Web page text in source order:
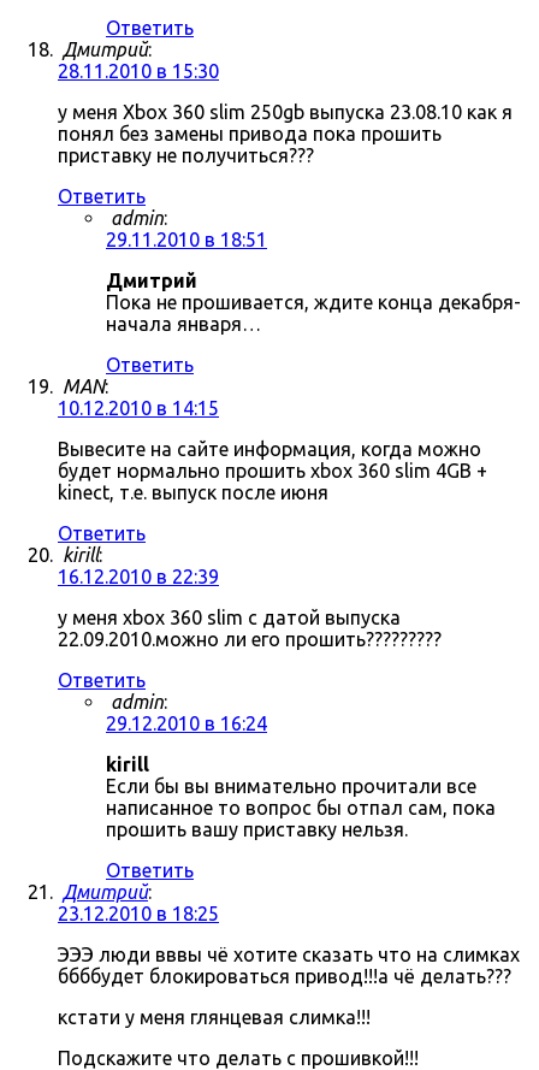
Ответить
Дмитрий:
28.11.2010 в 15:30
у меня Xbox 360 slim 250gb выпуска 23.08.10 как я
понял без замены привода пока прошить
приставку не получиться???
Ответить
admin:
29.11.2010 в 18:51
Дмитрий
Пока не прошивается, ждите конца декабря-
начала января…
Ответить
MAN:
10.12.2010 в 14:15
Вывесите на сайте информация, когда можно
будет нормально прошить xbox 360 slim 4GB +
kinect, т.е. выпуск после июня
Ответить
kirill:
16.12.2010 в 22:39
у меня xbox 360 slim с датой выпуска
22.09.2010.можно ли его прошить?????????
Ответить
admin:
29.12.2010 в 16:24
kirill
Если бы вы внимательно прочитали все
написанное то вопрос бы отпал сам, пока
прошить вашу приставку нельзя.
Ответить
Дмитрий:
23.12.2010 в 18:25
ЭЭЭ люди вввы чё хотите сказать что на слимках
ббббудет блокироваться привод!!!а чё делать???
кстати у меня глянцевая слимка!!!
Подскажите что делать с прошивкой!!!